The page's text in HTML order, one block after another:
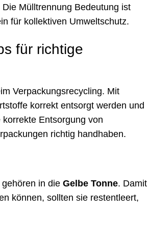
Mülltrennung Bedeutung ist
für kollektiven Umweltschutz.
für richtige
Verpackungsrecycling. Mit
korrekt entsorgt werden und
Entsorgung von
richtig handhaben.
in die Gelbe Tonne. Damit
können, sollten sie restentleert,